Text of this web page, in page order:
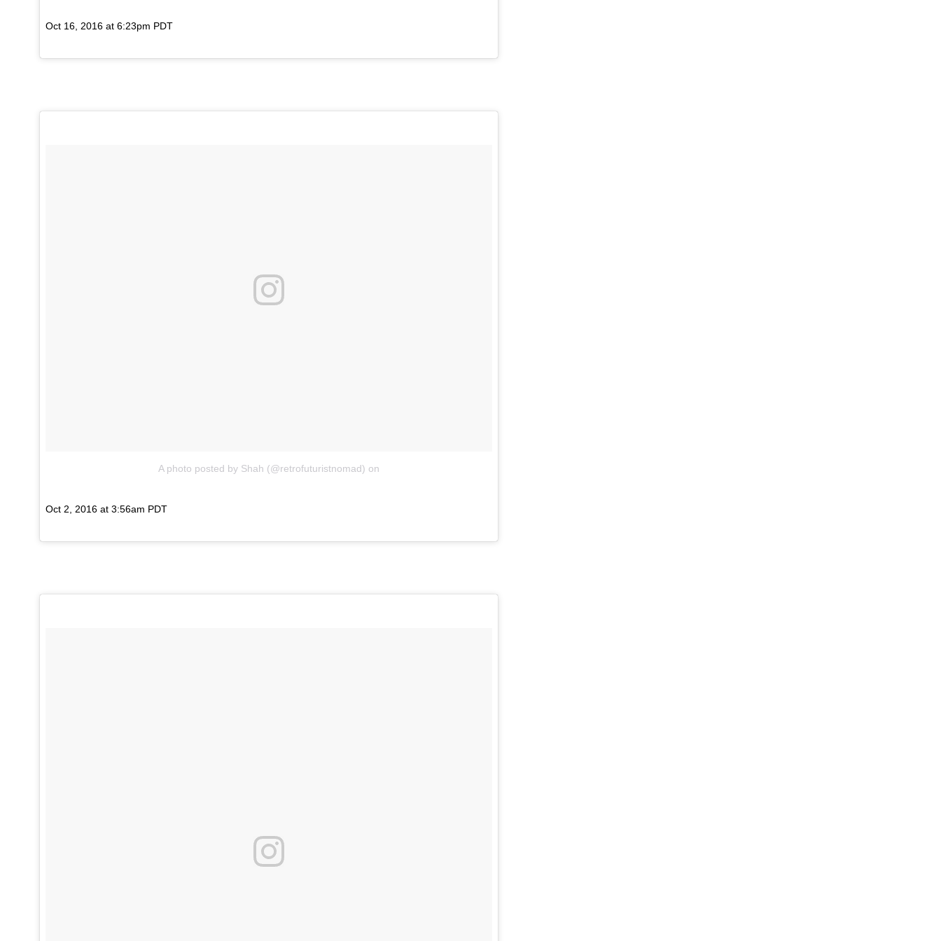
Oct 16, 2016 at 6:23pm PDT
A photo posted by Shah (@retrofuturistnomad) on
Oct 2, 2016 at 3:56am PDT